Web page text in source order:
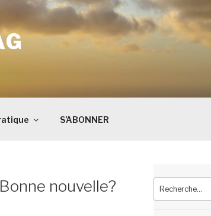
S’ABONNER
nouvelle?